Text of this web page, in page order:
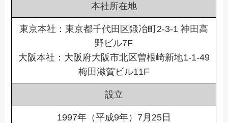
本社所在地
東京本社：東京都千代田区鍛冶町2-3-1 神田高
野ビル7F
大阪本社：大阪府大阪市北区曽根崎新地1-1-49
梅田滋賀ビル11F
設立
1997年（平成9年）7月25日